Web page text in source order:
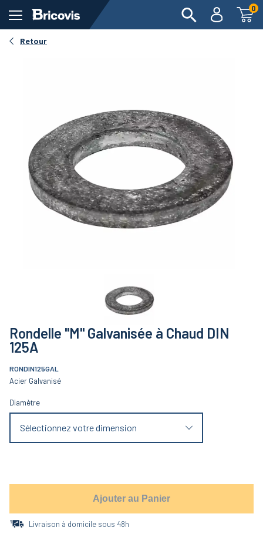
0
Retour
Rondelle "M" Galvanisée à Chaud DIN
125A
RONDIN125GAL
Acier Galvanisé
Diamètre
Sélectionnez votre dimension
Ajouter au Panier
Livraison à domicile sous 48h